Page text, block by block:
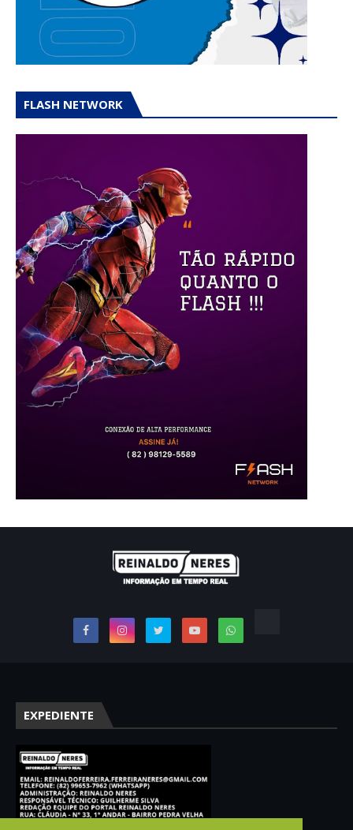
FLASH NETWORK
EXPEDIENTE